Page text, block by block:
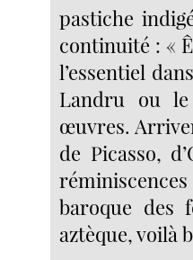
pastiche
continuité : «
l’essentiel
Landru ou
œuvres.
de Picasso,
baroque des
aztèque, voilà